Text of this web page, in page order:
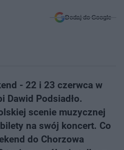
Dodaj do Google
- 22 i 23 czerwca w
Dawid Podsiadło.
scenie muzycznej
na swój koncert. Co
do Chorzowa